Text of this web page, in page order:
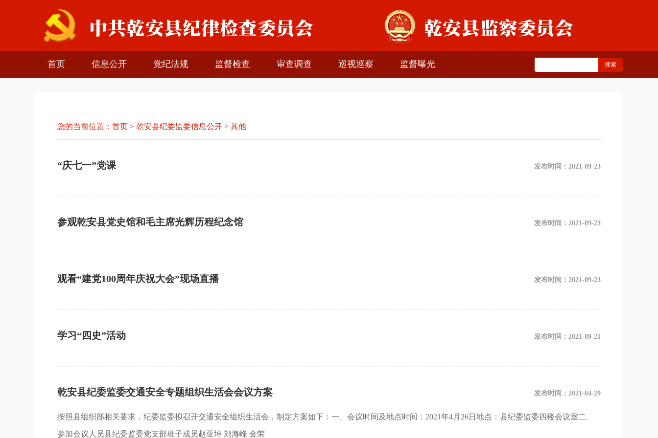
首页 信息公开 党纪法规 监督检查 审查调查 巡视巡察 监督曝光
您的当前位置： 首页 > 乾安县纪委监委信息公开 > 其他
“庆七一”党课 发布时间：2021-09-23
参观乾安县党史馆和毛主席光辉历程纪念馆 发布时间：2021-09-23
观看“建党100周年庆祝大会”现场直播 发布时间：2021-09-23
学习“四史”活动 发布时间：2021-09-21
乾安县纪委监委交通安全专题组织生活会会议方案 发布时间：2021-04-29
按照县组织部相关要求，纪委监委拟召开交通安全组织生活会，制定方案如下：一、会议时间及地点时间：2021年4月26日地点：县纪委监委四楼会议室二、
参加会议人员县纪委监委党支部班子成员赵亚坤 刘海峰 金荣